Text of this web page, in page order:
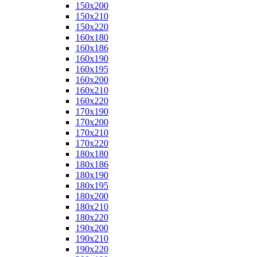
150x200
150x210
150x220
160x180
160x186
160x190
160x195
160x200
160x210
160x220
170x190
170x200
170x210
170x220
180x180
180x186
180x190
180x195
180x200
180x210
180x220
190x200
190x210
190x220